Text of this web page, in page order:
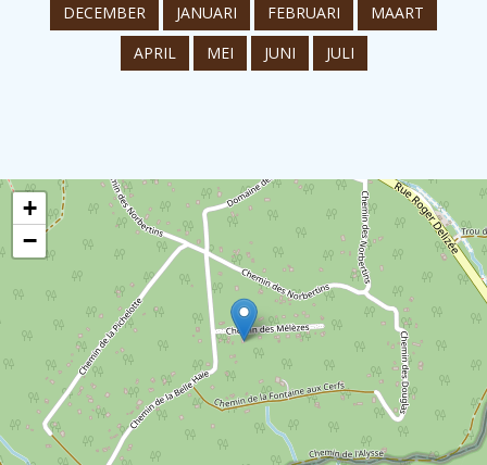
DECEMBER
JANUARI FEBRUARI
MAART
APRIL
MEI JUNI JULI
+
−